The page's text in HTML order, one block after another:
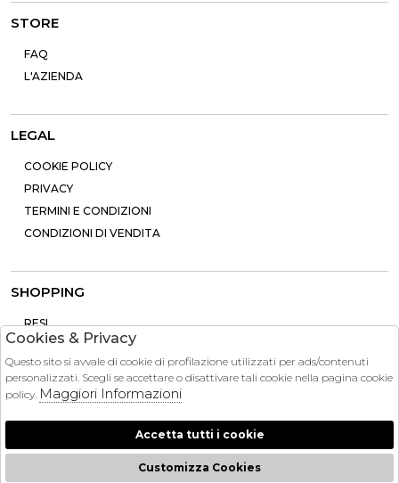
STORE
FAQ
L'AZIENDA
LEGAL
COOKIE POLICY
PRIVACY
TERMINI E CONDIZIONI
CONDIZIONI DI VENDITA
SHOPPING
RESI
PAGAMENTI
CONTATTI
SPEDIZIONE
Cookies & Privacy
Questo sito si avvale di cookie di profilazione utilizzati per ads/contenuti
personalizzati. Scegli se accettare o disattivare tali cookie nella pagina cookie
policy. Maggiori Informazioni
Accetta tutti i cookie
Customizza Cookies